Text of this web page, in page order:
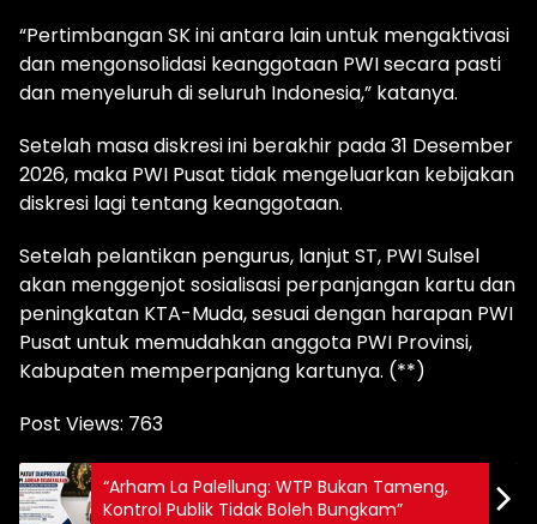
“Pertimbangan SK ini antara lain untuk mengaktivasi
dan mengonsolidasi keanggotaan PWI secara pasti
dan menyeluruh di seluruh Indonesia,” katanya.
Setelah masa diskresi ini berakhir pada 31 Desember
2026, maka PWI Pusat tidak mengeluarkan kebijakan
diskresi lagi tentang keanggotaan.
Setelah pelantikan pengurus, lanjut ST, PWI Sulsel
akan menggenjot sosialisasi perpanjangan kartu dan
peningkatan KTA-Muda, sesuai dengan harapan PWI
Pusat untuk memudahkan anggota PWI Provinsi,
Kabupaten memperpanjang kartunya. (**)
Post Views: 763
“Arham La Palellung: WTP Bukan Tameng,
Kontrol Publik Tidak Boleh Bungkam”